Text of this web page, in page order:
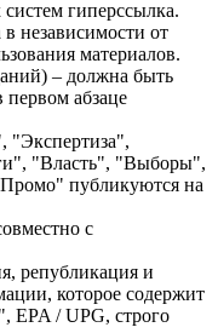
гиперссылка.
независимости от
материалов.
– должна быть
первом абзаце
"Экспертиза",
"Власть", "Выборы",
публикуются на
с
републикация и
которое содержит
EPA / UPG, строго